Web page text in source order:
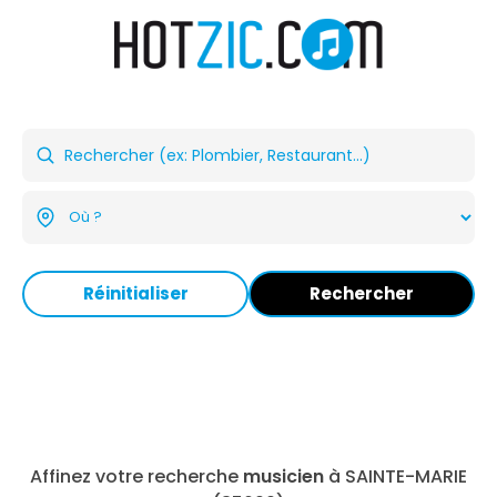
Réinitialiser Rechercher
Affinez votre recherche musicien à SAINTE-MARIE